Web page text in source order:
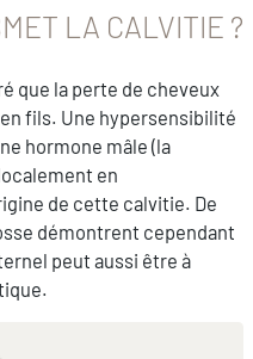
LA CALVITIE ?
que la perte de cheveux
fils. Une hypersensibilité
hormone mâle (la
en
de cette calvitie. De
démontrent cependant
peut aussi être à